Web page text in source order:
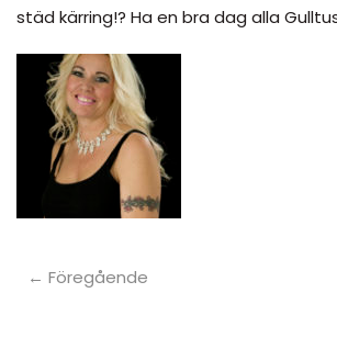
städ kärring!? Ha en bra dag alla
← Föregående